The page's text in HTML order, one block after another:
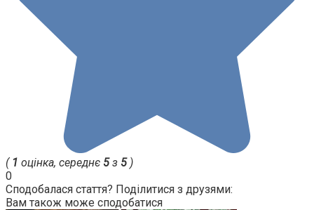
( 1 оцінка, середнє 5з 5)
0
Сподобалася стаття? Поділитися з друзями:
Вам також може сподобатися